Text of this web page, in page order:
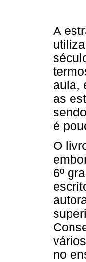
A
aula,
as
é
O
6º
no